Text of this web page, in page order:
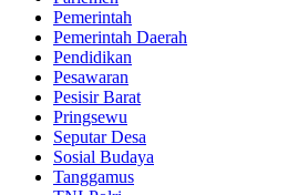
Pemerintah
Pemerintah Daerah
Pendidikan
Pesawaran
Pesisir Barat
Pringsewu
Seputar Desa
Sosial Budaya
Tanggamus